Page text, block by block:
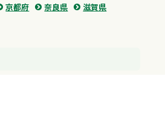
京都府 奈良県
滋賀県